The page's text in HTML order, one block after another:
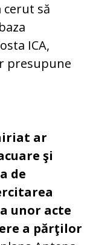
cerut să
ICA,
presupune
ar
şi
de
unor acte
a părţilor